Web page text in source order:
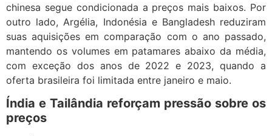
chinesa segue condicionada a preços mais baixos. Por
outro lado, Argélia, Indonésia e Bangladesh reduziram
suas aquisições em comparação com o ano passado,
mantendo os volumes em patamares abaixo da média,
com exceção dos anos de 2022 e 2023, quando a
oferta brasileira foi limitada entre janeiro e maio.
Índia e Tailândia reforçam pressão sobre os
preços